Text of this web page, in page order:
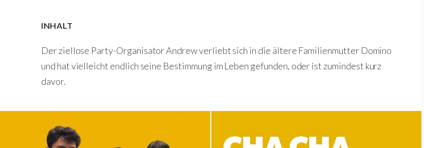
INHALT
Der ziellose Party-Organisator Andrew verliebt sich in die ältere Familienmutter Domino
und hat vielleicht endlich seine Bestimmung im Leben gefunden, oder ist zumindest kurz
davor.